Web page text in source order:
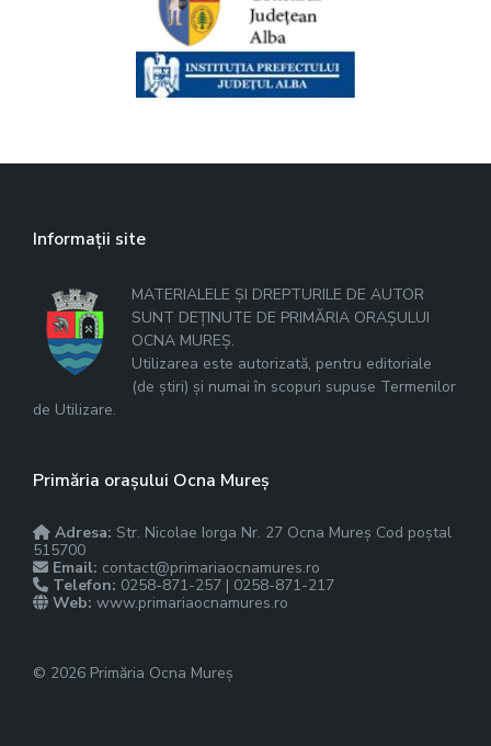
Informații site
MATERIALELE ȘI DREPTURILE DE AUTOR
SUNT DEȚINUTE DE PRIMĂRIA ORAȘULUI
OCNA MUREȘ.
Utilizarea este autorizată, pentru editoriale
(de știri) și numai în scopuri supuse Termenilor
de Utilizare.
Primăria orașului Ocna Mureș
Adresa: Str. Nicolae Iorga Nr. 27 Ocna Mureș Cod poștal
515700
Email: contact@primariaocnamures.ro
Telefon: 0258-871-257 | 0258-871-217
Web: www.primariaocnamures.ro
© 2026 Primăria Ocna Mureș